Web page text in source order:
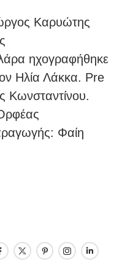
Καρυώτης
ηχογραφήθηκε
Ηλία Λάκκα. Pre
Φαίη